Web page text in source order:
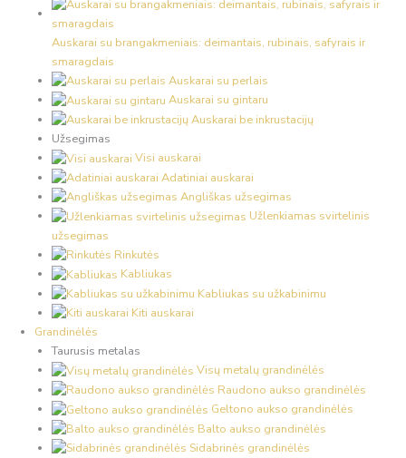
Auskarai su brangakmeniais: deimantais, rubinais, safyrais ir
smaragdais
Auskarai su perlais
Auskarai su gintaru
Auskarai be inkrustacijų
Užsegimas
Visi auskarai
Adatiniai auskarai
Angliškas užsegimas
Užlenkiamas svirtelinis
užsegimas
Rinkutės
Kabliukas
Kabliukas su užkabinimu
Kiti auskarai
Grandinėlės
Taurusis metalas
Visų metalų grandinėlės
Raudono aukso grandinėlės
Geltono aukso grandinėlės
Balto aukso grandinėlės
Sidabrinės grandinėlės